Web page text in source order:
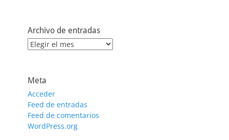
Archivo de entradas
Archivo
Meta
Acceder
Feed de entradas
Feed de comentarios
WordPress.org